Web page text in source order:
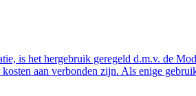
is het hergebruik geregeld d.m.v. de
aan verbonden zijn. Als enige